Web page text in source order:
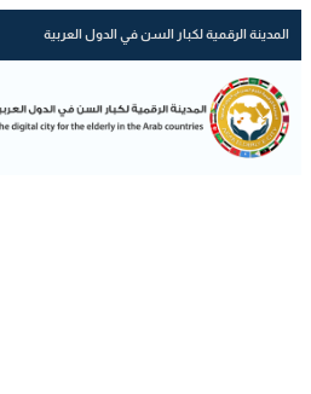
المدينة الرقمية لكبار السن في الدول العربية